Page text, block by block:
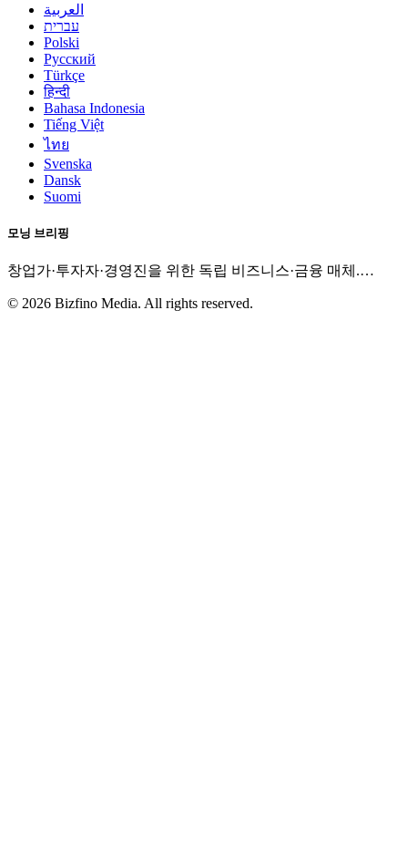
العربية
עברית
Polski
Русский
Türkçe
हिन्दी
Bahasa Indonesia
Tiếng Việt
ไทย
Svenska
Dansk
Suomi
모닝 브리핑
창업가·투자자·경영진을 위한 독립 비즈니스·금융 매체.…
© 2026 Bizfino Media. All rights reserved.